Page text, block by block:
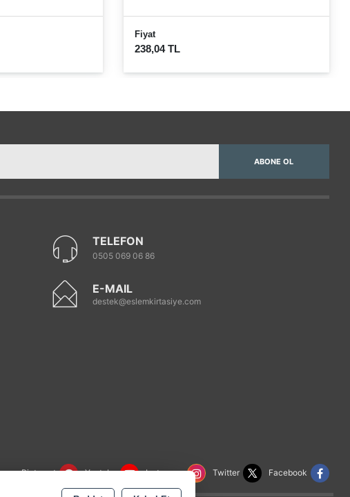
Fiyat
238,04 TL
ABONE OL
TELEFON
0505 069 06 86
E-MAIL
destek@eslemkirtasiye.com
Facebook
Twitter
Instagram
Youtube
Pinterest